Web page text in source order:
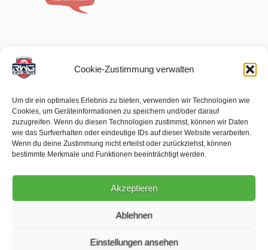
Cookie-Zustimmung verwalten
Um dir ein optimales Erlebnis zu bieten, verwenden wir Technologien wie
Cookies, um Geräteinformationen zu speichern und/oder darauf
zuzugreifen. Wenn du diesen Technologien zustimmst, können wir Daten
wie das Surfverhalten oder eindeutige IDs auf dieser Website verarbeiten.
Wenn du deine Zustimmung nicht erteilst oder zurückziehst, können
bestimmte Merkmale und Funktionen beeinträchtigt werden.
Akzeptieren
Ablehnen
Einstellungen ansehen